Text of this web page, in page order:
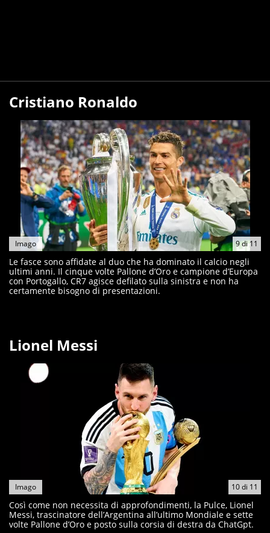
Cristiano Ronaldo
9di11
Imago
Le fasce sono affidate al duo che ha dominato il calcio negli
ultimi anni. Il cinque volte Pallone d’Oro e campione d’Europa
con Portogallo, CR7 agisce defilato sulla sinistra e non ha
certamente bisogno di presentazioni.
Lionel Messi
10di 11
Imago
Così come non necessita di approfondimenti, la Pulce, Lionel
Messi, trascinatore dell’Argentina all’ultimo Mondiale e sette
volte Pallone d’Oro e posto sulla corsia di destra da ChatGpt.